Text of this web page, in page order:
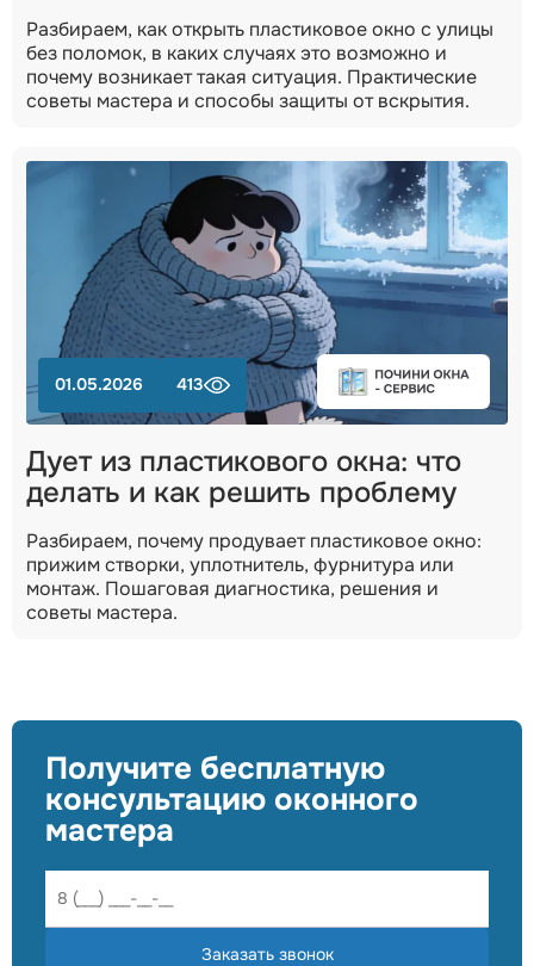
Разбираем, как открыть пластиковое окно с улицы
без поломок, в каких случаях это возможно и
почему возникает такая ситуация. Практические
советы мастера и способы защиты от вскрытия.
01.05.2026 413
Дует из пластикового окна: что
делать и как решить проблему
Разбираем, почему продувает пластиковое окно:
прижим створки, уплотнитель, фурнитура или
монтаж. Пошаговая диагностика, решения и
советы мастера.
Получите бесплатную
консультацию оконного
мастера
Заказать звонок